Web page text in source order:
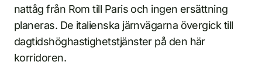
nattåg från Rom till Paris och ingen ersättning
planeras. De italienska järnvägarna övergick till
dagtidshöghastighetstjänster på den här
korridoren.